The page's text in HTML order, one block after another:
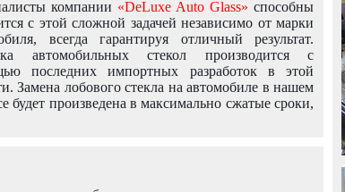
компании «DeLuxe Auto Glass» способны
с этой сложной задачей независимо от марки
всегда гарантируя отличный результат.
автомобильных стекол производится с
последних импортных разработок в этой
Замена лобового стекла на автомобиле в нашем
будет произведена в максимально сжатые сроки,